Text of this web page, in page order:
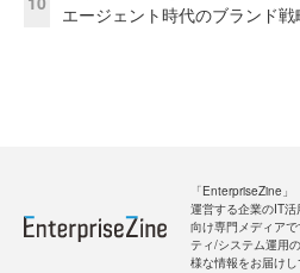
エージェント時代のブランド戦
「EnterpriseZine
運営する企業のIT
向け専門メディア
ティ/システム運用
様な情報をお届けし